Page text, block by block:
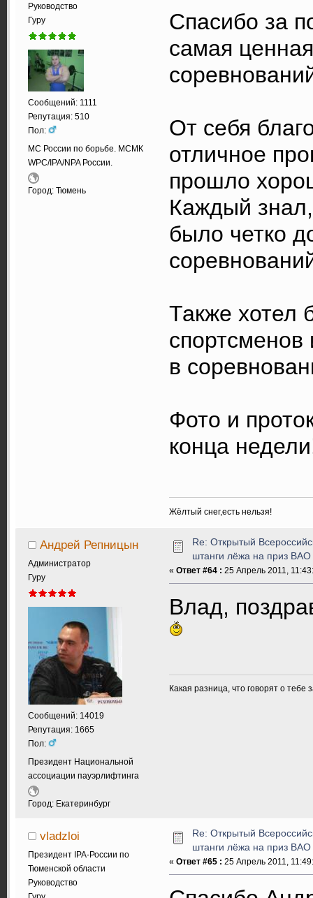
Руководство
Гуру
Сообщений: 1111
Репутация: 510
Пол:
МС России по борьбе. МСМК
WPC/IPA/NPA России.
Город: Тюмень
Спасибо за
самая
От себя
отличное
прошло
Каждый
было четко
Также хотел
спортсменов
в
Фото и
конца
Жёлтый снег,есть нельзя!
Андрей Репницын
Администратор
Гуру
Сообщений: 14019
Репутация: 1665
Пол:
Президент Национальной
ассоциации пауэрлифтинга
Город: Екатеринбург
Re: Открытый
штанги лёжа на приз ВАО
« Ответ #64 : 25 Апрель 2011,
Влад,
Какая разница, что говорят о
vladzloi
Президент IPA-России по
Тюменской области
Руководство
Re: Открытый
штанги лёжа на приз ВАО
« Ответ #65 : 25 Апрель 2011,